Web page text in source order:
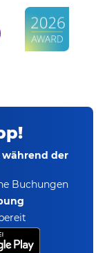
während der
Buchungen